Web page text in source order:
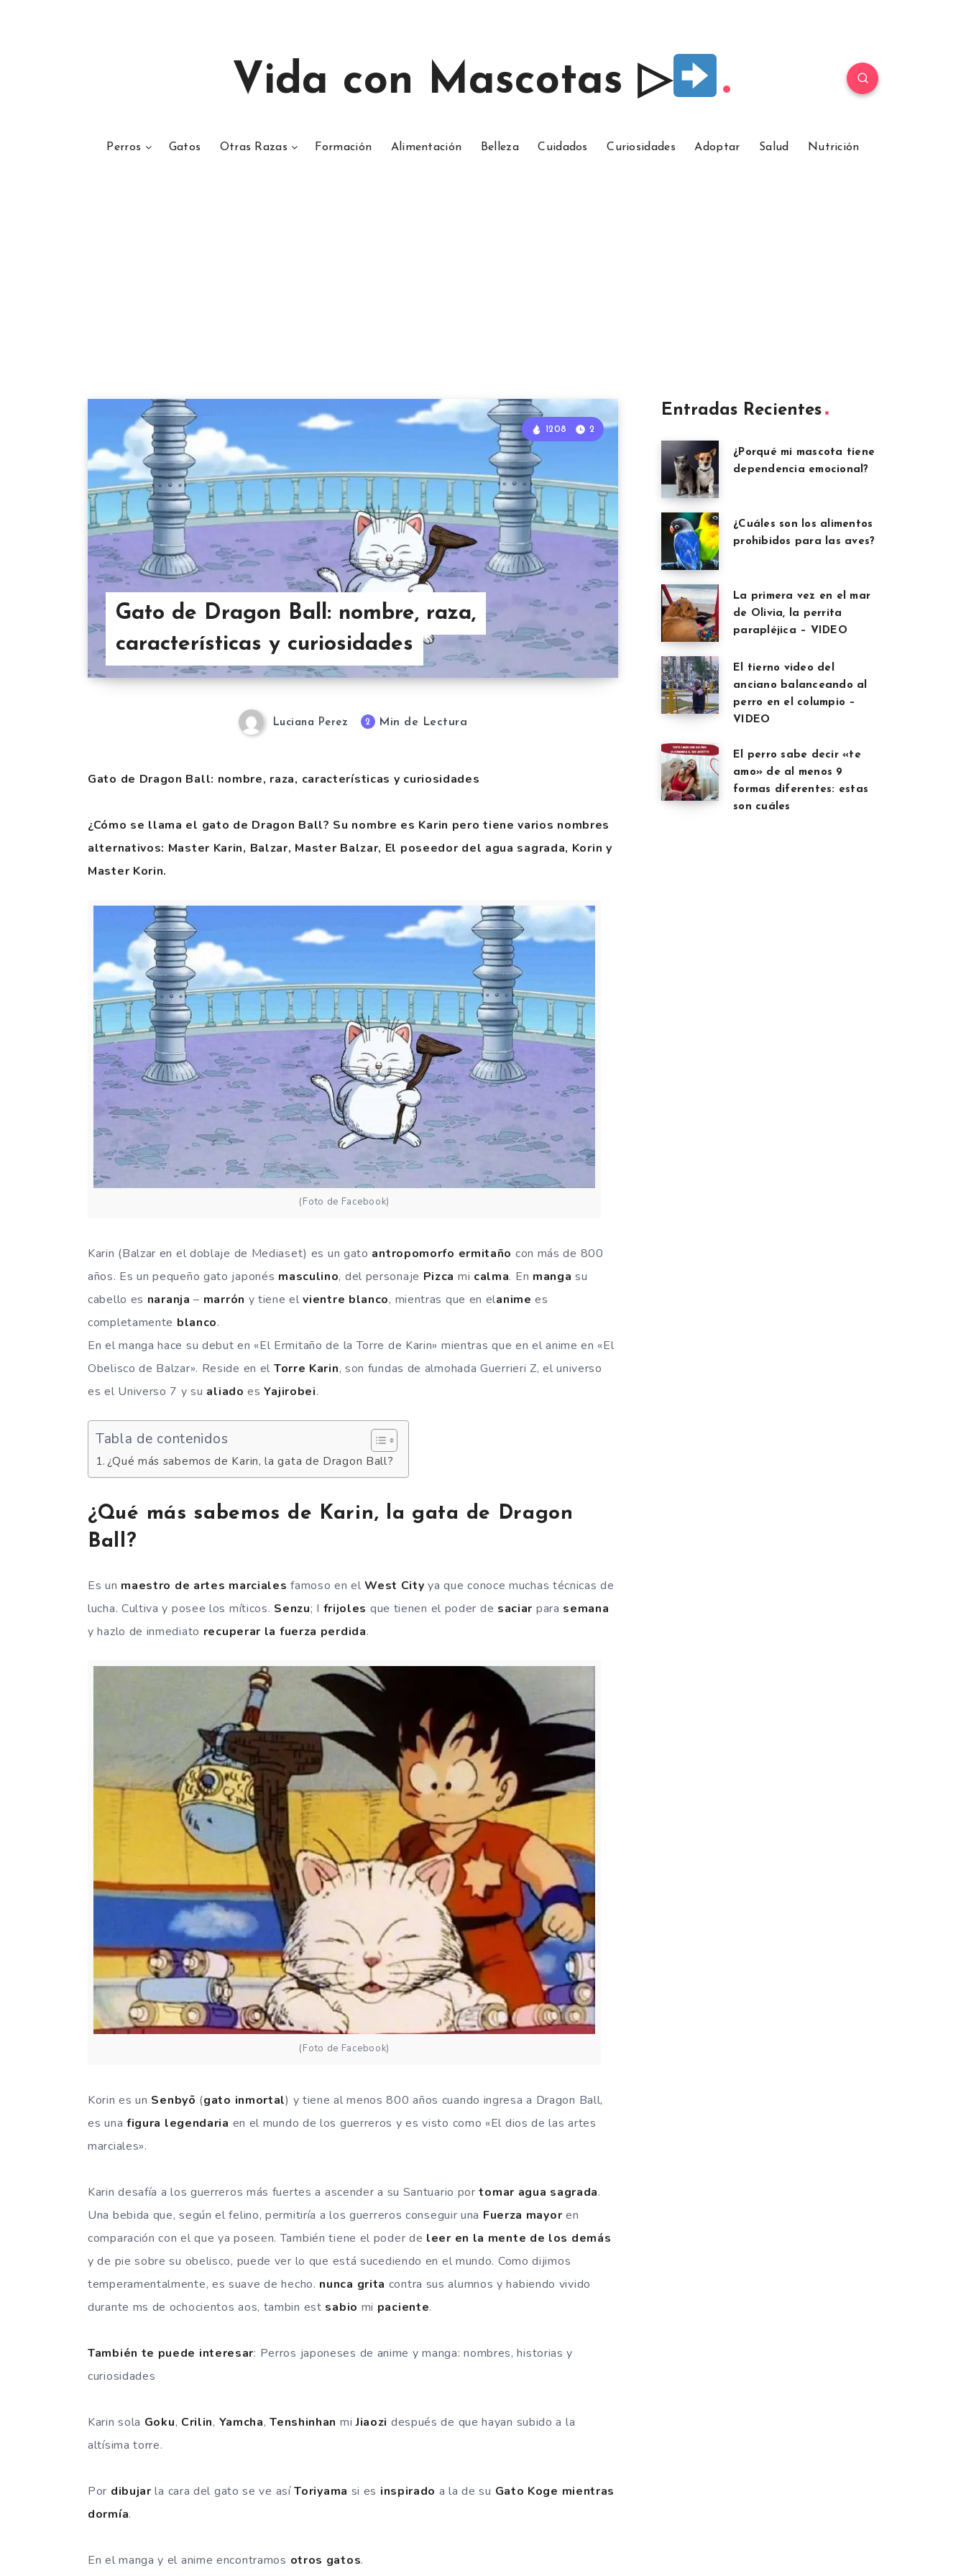
Vida con Mascotas ▷
Perros Gatos Otras Razas Formación Alimentación Belleza Cuidados Curiosidades Adoptar Salud Nutrición
Gato de Dragon Ball: nombre, raza,
características y curiosidades
1208 2
Luciana Perez 2 Min de Lectura
Gato de Dragon Ball: nombre, raza, características y curiosidades
¿Cómo se llama el gato de Dragon Ball? Su nombre es Karin pero tiene varios nombres
alternativos: Master Karin, Balzar, Master Balzar, El poseedor del agua sagrada, Korin y
Master Korin.
(Foto de Facebook)
Karin (Balzar en el doblaje de Mediaset) es un gato antropomorfo ermitaño con más de 800
años. Es un pequeño gato japonés masculino, del personaje Pizca mi calma. En manga su
cabello es naranja – marrón y tiene elvientre blanco, mientras que en elanime es
completamente blanco.
En el manga hace su debut en «El Ermitaño de la Torre de Karin» mientras que en el anime en «El
Obelisco de Balzar». Reside en el Torre Karin, son fundas de almohada Guerrieri Z, el universo
es el Universo 7 y su aliado esYajirobei.
Tabla de contenidos
¿Qué más sabemos de Karin, la gata de Dragon Ball?
¿Qué más sabemos de Karin, la gata de Dragon
Ball?
Es un maestro de artes marciales famoso en elWest City ya que conoce muchas técnicas de
lucha. Cultiva y posee los míticos. Senzu; I frijoles que tienen el poder de saciar para semana
y hazlo de inmediato recuperar la fuerza perdida.
(Foto de Facebook)
Korin es un Senbyō (gato inmortal) y tiene al menos 800 años cuando ingresa a Dragon Ball,
es una figura legendaria en el mundo de los guerreros y es visto como «El dios de las artes
marciales».
Karin desafía a los guerreros más fuertes a ascender a su Santuario portomar agua sagrada.
Una bebida que, según el felino, permitiría a los guerreros conseguir una Fuerza mayor en
comparación con el que ya poseen. También tiene el poder de leer en la mente de los demás
y de pie sobre su obelisco, puede ver lo que está sucediendo en el mundo. Como dijimos
temperamentalmente, es suave de hecho. nunca grita contra sus alumnos y habiendo vivido
durante ms de ochocientos aos, tambin est sabio mi paciente.
También te puede interesar: Perros japoneses de anime y manga: nombres, historias y
curiosidades
Karin sola Goku, Crilin, Yamcha,Tenshinhan miJiaozi después de que hayan subido a la
altísima torre.
Por dibujar la cara del gato se ve asíToriyama si es inspirado a la de su Gato Koge mientras
dormía.
En el manga y el anime encontramos otros gatos.
Entradas Recientes
¿Porqué mi mascota tiene
dependencia emocional?
¿Cuáles son los alimentos
prohibidos para las aves?
La primera vez en el mar
de Olivia, la perrita
parapléjica – VIDEO
El tierno video del
anciano balanceando al
perro en el columpio –
VIDEO
El perro sabe decir «te
amo» de al menos 9
formas diferentes: estas
son cuáles